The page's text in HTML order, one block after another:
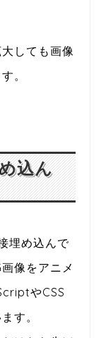
しても画像
。
込ん
埋め込んで
像をアニメ
やCSS
す。